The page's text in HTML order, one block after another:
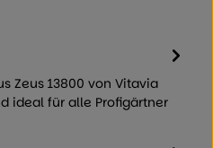
Zeus 13800 von Vitavia
ideal für alle Profigärtner